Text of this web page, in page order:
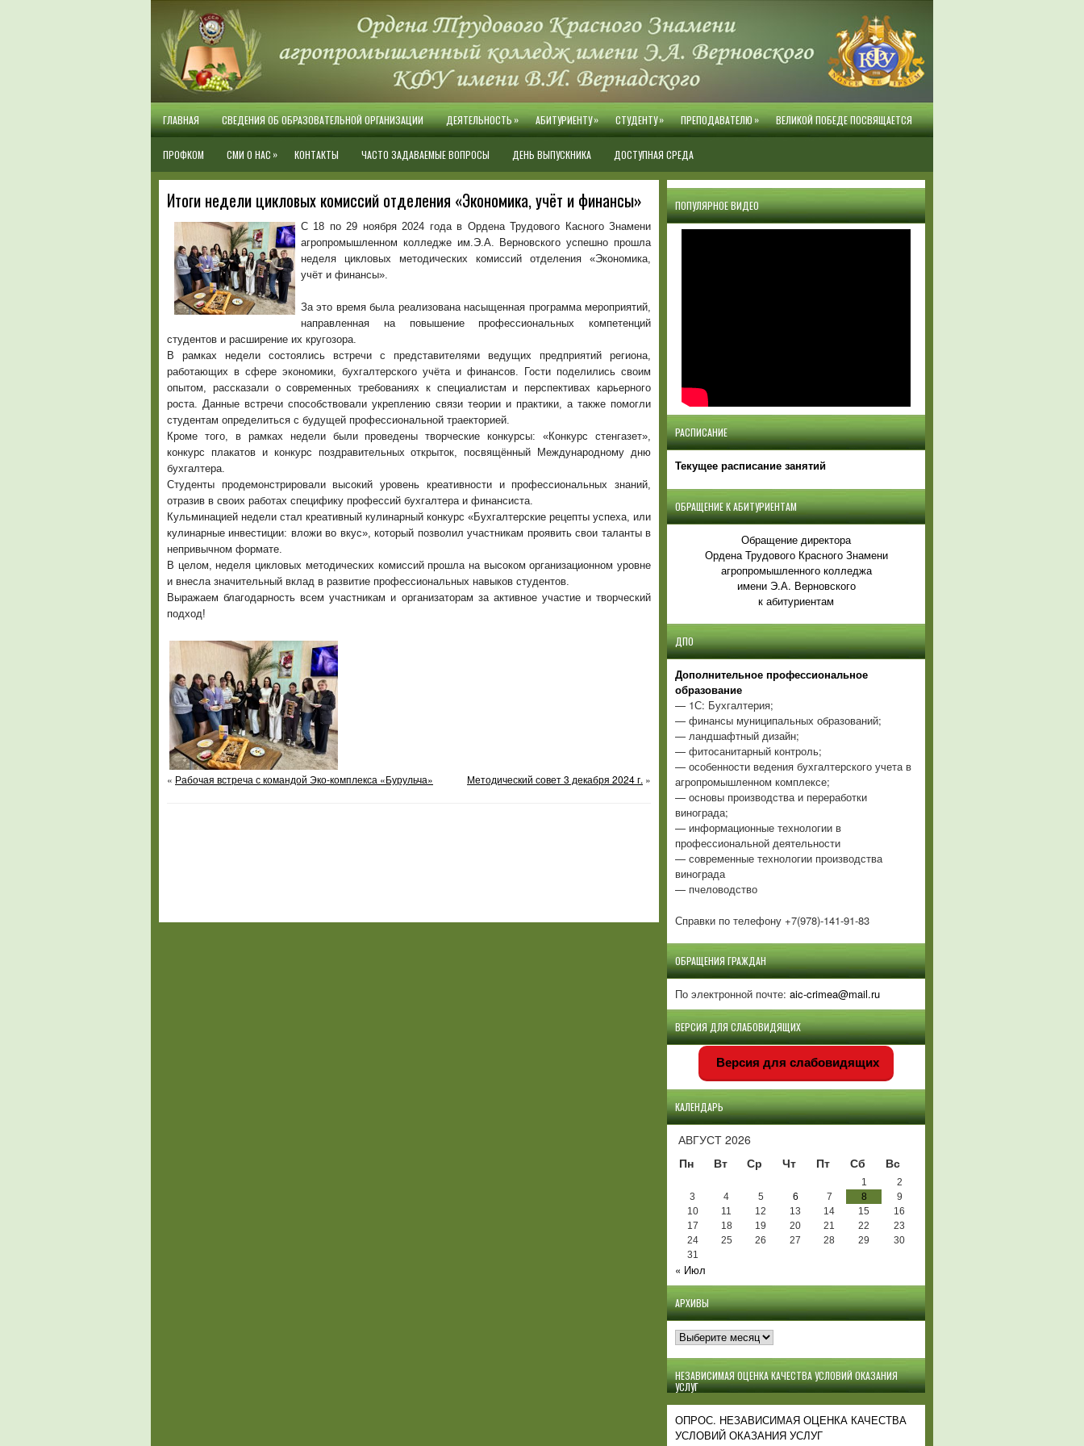
ГЛАВНАЯ СВЕДЕНИЯ ОБ ОБРАЗОВАТЕЛЬНОЙ ОРГАНИЗАЦИИ ДЕЯТЕЛЬНОСТЬ» АБИТУРИЕНТУ» СТУДЕНТУ» ПРЕПОДАВАТЕЛЮ» ВЕЛИКОЙ ПОБЕДЕ ПОСВЯЩАЕТСЯ
ПРОФКОМ СМИ О НАС » КОНТАКТЫ ЧАСТО ЗАДАВАЕМЫЕ ВОПРОСЫ ДЕНЬ ВЫПУСКНИКА ДОСТУПНАЯ СРЕДА
Итоги недели цикловых комиссий отделения «Экономика, учёт и финансы»
С 18 по 29 ноября 2024 года в Ордена Трудового Касного Знамени
агропромышленном колледже им.Э.А. Верновского успешно прошла
неделя цикловых методических комиссий отделения «Экономика,
учёт и финансы».
За это время была реализована насыщенная программа мероприятий,
направленная на повышение профессиональных компетенций
студентов и расширение их кругозора.
В рамках недели состоялись встречи с представителями ведущих предприятий региона,
работающих в сфере экономики, бухгалтерского учёта и финансов. Гости поделились своим
опытом, рассказали о современных требованиях к специалистам и перспективах карьерного
роста. Данные встречи способствовали укреплению связи теории и практики, а также помогли
студентам определиться с будущей профессиональной траекторией.
Кроме того, в рамках недели были проведены творческие конкурсы: «Конкурс стенгазет»,
конкурс плакатов и конкурс поздравительных открыток, посвящённый Международному дню
бухгалтера.
Студенты продемонстрировали высокий уровень креативности и профессиональных знаний,
отразив в своих работах специфику профессий бухгалтера и финансиста.
Кульминацией недели стал креативный кулинарный конкурс «Бухгалтерские рецепты успеха, или
кулинарные инвестиции: вложи во вкус», который позволил участникам проявить свои таланты в
непривычном формате.
В целом, неделя цикловых методических комиссий прошла на высоком организационном уровне
и внесла значительный вклад в развитие профессиональных навыков студентов.
Выражаем благодарность всем участникам и организаторам за активное участие и творческий
подход!
« Рабочая встреча с командой Эко-комплекса «Бурульча» Методический совет 3 декабря 2024 г. »
ПОПУЛЯРНОЕ ВИДЕО
РАСПИСАНИЕ
Текущее расписание занятий
ОБРАЩЕНИЕ К АБИТУРИЕНТАМ
Обращение директора
Ордена Трудового Красного Знамени
агропромышленного колледжа
имени Э.А. Верновского
к абитуриентам
ДПО
Дополнительное профессиональное
образование
— 1С: Бухгалтерия;
— финансы муниципальных образований;
— ландшафтный дизайн;
— фитосанитарный контроль;
— особенности ведения бухгалтерского учета в
агропромышленном комплексе;
— основы производства и переработки
винограда;
— информационные технологии в
профессиональной деятельности
— современные технологии производства
винограда
— пчеловодство
Справки по телефону +7(978)-141-91-83
ОБРАЩЕНИЯ ГРАЖДАН
По электронной почте: aic-crimea@mail.ru
ВЕРСИЯ ДЛЯ СЛАБОВИДЯЩИХ
Версия для слабовидящих
КАЛЕНДАРЬ
АВГУСТ 2026
Пн
Вт Ср Чт Пт Сб Вс
1
2
3
4 5 6 7 8
9
10
11 12 13 14 15
16
17
18 19 20 21 22
23
24
25 26 27 28 29
30
31
« Июл
АРХИВЫ
Архивы
НЕЗАВИСИМАЯ ОЦЕНКА КАЧЕСТВА УСЛОВИЙ ОКАЗАНИЯ
УСЛУГ
ОПРОС. НЕЗАВИСИМАЯ ОЦЕНКА КАЧЕСТВА
УСЛОВИЙ ОКАЗАНИЯ УСЛУГ